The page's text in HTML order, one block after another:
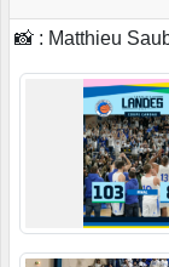
📸 : Matthieu